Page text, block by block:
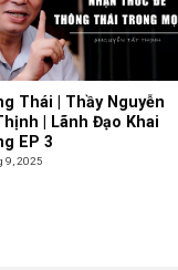
Thái | Thầy Nguyễn
| Lãnh Đạo Khai
EP 3
9, 2025